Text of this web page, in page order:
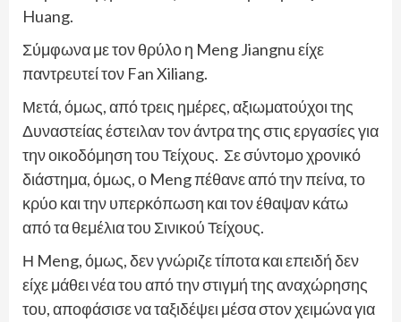
Huang.
Σύμφωνα με τον θρύλο η Meng Jiangnu είχε
παντρευτεί τον Fan Xiliang.
Μετά, όμως, από τρεις ημέρες, αξιωματούχοι της
Δυναστείας έστειλαν τον άντρα της στις εργασίες για
την οικοδόμηση του Τείχους. Σε σύντομο χρονικό
διάστημα, όμως, ο Meng πέθανε από την πείνα, το
κρύο και την υπερκόπωση και τον έθαψαν κάτω
από τα θεμέλια του Σινικού Τείχους.
Η Meng, όμως, δεν γνώριζε τίποτα και επειδή δεν
είχε μάθει νέα του από την στιγμή της αναχώρησης
του, αποφάσισε να ταξιδέψει μέσα στον χειμώνα για